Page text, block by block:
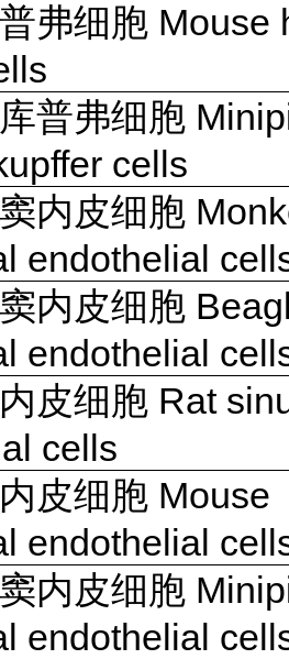
弗细胞 Mouse
普弗细胞
cells
内皮细胞
endothelial
内皮细胞
endothelial
皮细胞 Rat
cells
皮细胞 Mouse
endothelial
内皮细胞
endothelial